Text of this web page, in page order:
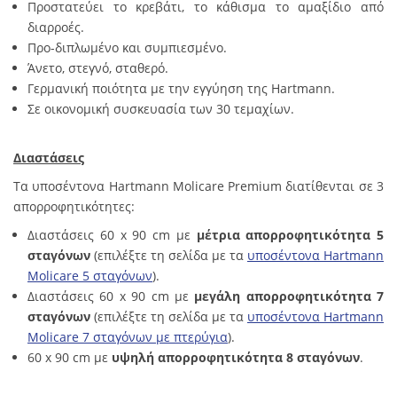
Προστατεύει το κρεβάτι, το κάθισμα το αμαξίδιο από
διαρροές.
Προ-διπλωμένο και συμπιεσμένο.
Άνετο, στεγνό, σταθερό.
Γερμανική ποιότητα με την εγγύηση της Hartmann.
Σε οικονομική συσκευασία των 30 τεμαχίων.
Διαστάσεις
Τα υποσέντονα Hartmann Molicare Premium διατίθενται σε 3
απορροφητικότητες:
Διαστάσεις 60 x 90 cm με μέτρια απορροφητικότητα 5
σταγόνων (επιλέξτε τη σελίδα με τα υποσέντονα Hartmann
Molicare 5 σταγόνων).
Διαστάσεις 60 x 90 cm με μεγάλη απορροφητικότητα 7
σταγόνων (επιλέξτε τη σελίδα με τα υποσέντονα Hartmann
Molicare 7 σταγόνων με πτερύγια).
60 x 90 cm με υψηλή απορροφητικότητα 8 σταγόνων.